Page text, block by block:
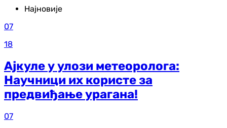
Најновије
07
18
Ајкуле у улози метеоролога:
Научници их користе за
предвиђање урагана!
07